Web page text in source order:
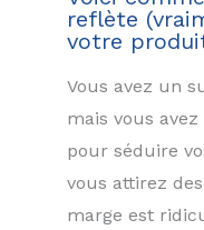
reflète
votre
Vous avez un
mais vous
pour séduire
vous attirez
marge est